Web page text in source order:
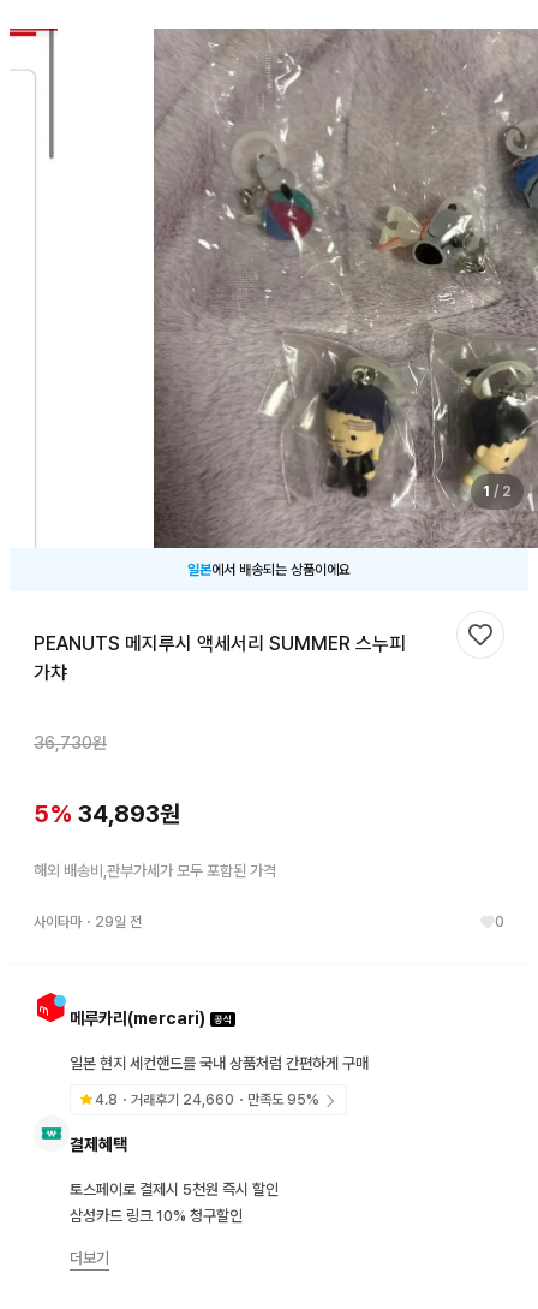
1 / 2
일본에서 배송되는 상품이에요
PEANUTS 메지루시 액세서리 SUMMER 스누피
가챠
36,730원
5% 34,893원
해외 배송비,관부가세가 모두 포함된 가격
사이타마・ 29일 전 0
메루카리(mercari)
일본 현지 세컨핸드를 국내 상품처럼 간편하게 구매
4.8 ・거래후기 24,660 ・만족도95%
결제혜택
토스페이로 결제시 5천원 즉시 할인
삼성카드 링크 10% 청구할인
더보기
찜하기